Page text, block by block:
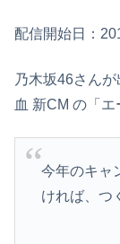
配信開始日：
乃木坂46さん
血 新CM の「エ
今年のキャ
ければ、つ